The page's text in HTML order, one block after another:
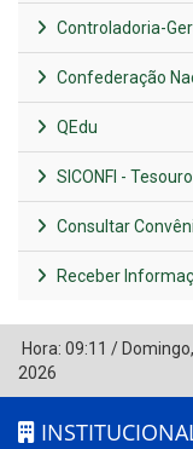
Controladoria-
Confederação
QEdu
SICONFI -
Consultar
Receber
Hora: 09:11 / Domingo,
2026